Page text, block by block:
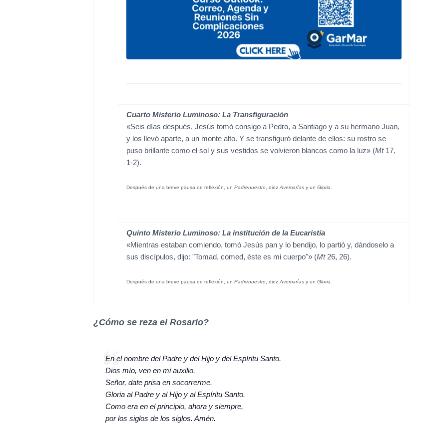
Cuarto Misterio Luminoso: La Transfiguración
«Seis días después, Jesús tomó consigo a Pedro, a Santiago y a su hermano Juan,
y los llevó aparte, a un monte alto. Y se transfiguró delante de ellos: su rostro se
puso brillante como el sol y sus vestidos se volvieron blancos como la luz» (Mt17,
1-2).
Después de una breve pausa de reflexión, un Padrenuestro , diez Avemarías y un Gloria
Quinto Misterio Luminoso: La institución de la Eucaristía
«Mientras estaban comiendo, tomó Jesús pan y lo bendijo, lo partió y, dándoselo a
sus discípulos, dijo: "Tomad, comed, éste es mi cuerpo"» (Mt26, 26).
Después de una breve pausa de reflexión, un Padrenuestro , diez Avemarías y un Gloria
¿Cómo se reza el Rosario?
En el nombre del Padre y del Hijo y del Espíritu Santo.
Dios mío, ven en mi auxilio.
Señor, date prisa en socorrerme.
Gloria al Padre y al Hijo y al Espíritu Santo.
Como era en el principio, ahora y siempre,
por los siglos de los siglos. Amén.